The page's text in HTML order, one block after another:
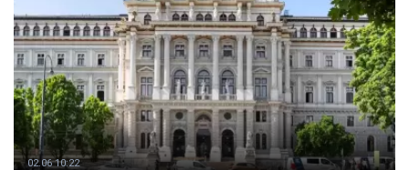
02.06 10:22